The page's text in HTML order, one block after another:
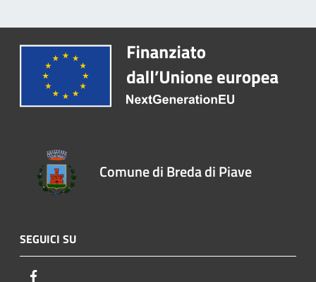
Comune di Breda di Piave
SEGUICI SU